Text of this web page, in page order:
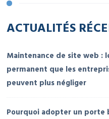
ACTUALITÉS
Maintenance de site web :
permanent que les
peuvent plus négliger
Pourquoi adopter un porte